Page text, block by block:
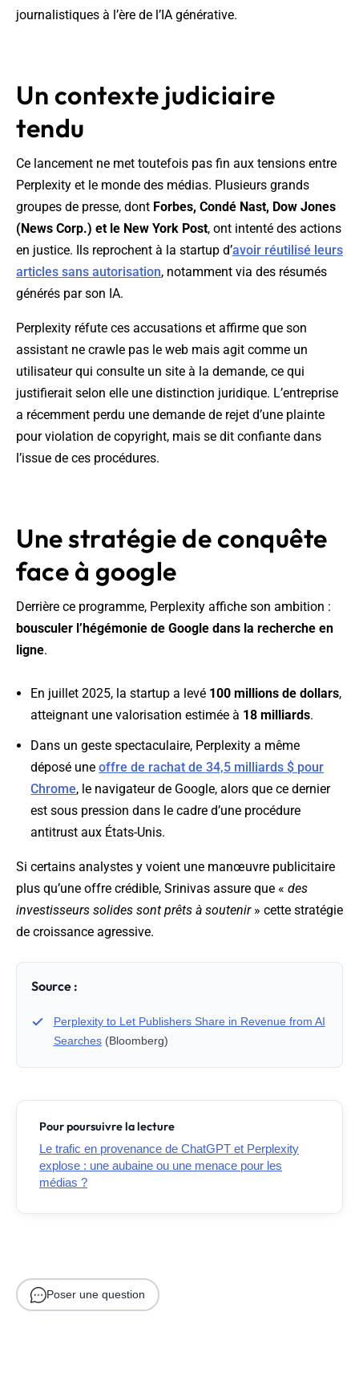
journalistiques à l’ère de l’IA générative.
Un contexte judiciaire
tendu
Ce lancement ne met toutefois pas fin aux tensions entre
Perplexity et le monde des médias. Plusieurs grands
groupes de presse, dont Forbes, Condé Nast, Dow Jones
(News Corp.) et le New York Post, ont intenté des actions
en justice. Ils reprochent à la startup d’avoir réutilisé leurs
articles sans autorisation, notamment via des résumés
générés par son IA.
Perplexity réfute ces accusations et affirme que son
assistant ne crawle pas le web mais agit comme un
utilisateur qui consulte un site à la demande, ce qui
justifierait selon elle une distinction juridique. L’entreprise
a récemment perdu une demande de rejet d’une plainte
pour violation de copyright, mais se dit confiante dans
l’issue de ces procédures.
Une stratégie de conquête
face à google
Derrière ce programme, Perplexity affiche son ambition :
bousculer l’hégémonie de Google dans la recherche en
ligne.
En juillet 2025, la startup a levé 100 millions de dollars,
atteignant une valorisation estimée à 18 milliards.
Dans un geste spectaculaire, Perplexity a même
déposé uneoffre de rachat de 34,5 milliards $ pour
Chrome, le navigateur de Google, alors que ce dernier
est sous pression dans le cadre d’une procédure
antitrust aux États-Unis.
Si certains analystes y voient une manœuvre publicitaire
plus qu’une offre crédible, Srinivas assure que « des
investisseurs solides sont prêts à soutenir» cette stratégie
de croissance agressive.
Source :
Perplexity to Let Publishers Share in Revenue from AI
Searches(Bloomberg)
Pour poursuivre la lecture
Le trafic en provenance de ChatGPT et Perplexity
explose : une aubaine ou une menace pour les
médias ?
Poser une question